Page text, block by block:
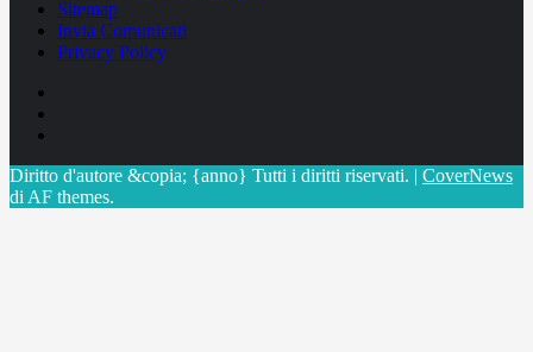
Sitemap
Invia Comunicati
Privacy Policy
Diritto d'autore &copia; {anno} Tutti i diritti riservati. | CoverNews
di AF themes.